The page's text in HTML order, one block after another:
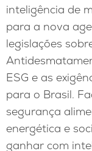
inteligência de
para a nova
legislações
ESG e as
para o Brasil.
segurança
energética e
ganhar com